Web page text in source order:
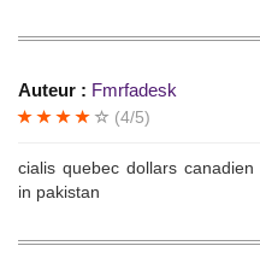
Auteur : Fmrfadesk
(4/5)
cialis quebec dollars
in pakistan